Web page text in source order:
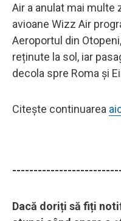
Air a anulat mai multe
avioane Wizz Air
Aeroportul din
reținute la sol, iar
decola spre Roma și
Citește continuarea
Dacă doriți să fiți